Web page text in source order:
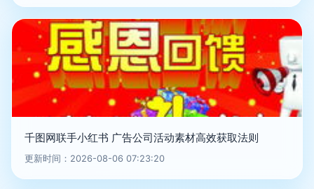
千图网联手小红书 广告公司活动素材高效获取法则
更新时间：2026-08-06 07:23:20